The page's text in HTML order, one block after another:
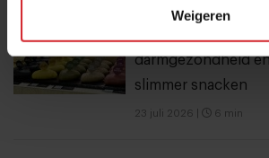
Weigeren
darmgezondheid
slimmer snacken
23 juli 2026 6 min